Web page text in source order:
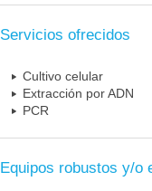
Servicios ofrecidos
Cultivo celular
Extracción por ADN
PCR
Equipos robustos y/o